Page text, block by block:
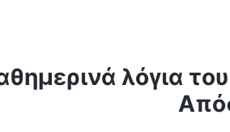
λόγια